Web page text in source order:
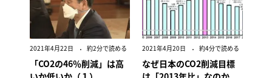
2021年4月22日 約2分で読める
「CO2の46％削減」は高
2021年4月20日 約4分で読める
なぜ日本のCO2削減目標